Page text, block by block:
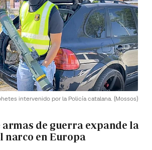
intervenido por la Policía catalana. (Mossos)
de guerra expande la
narco en Europa